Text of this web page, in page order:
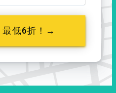
最低6折！→